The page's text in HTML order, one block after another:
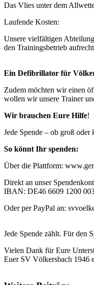
Das Vlies unter dem
Laufende Kosten:
Unsere vielfältigen
den Trainingsbetrieb
Ein Defibrillator für
Zudem möchten wir einen
wollen wir unsere Trainer
Wir brauchen Eure Hilfe!
Jede Spende – ob groß
So könnt Ihr spenden:
Über die Plattform:
Direkt an unser
IBAN: DE46 6609 1200
Oder per PayPal an:
Jede Spende zählt. Für den
Vielen Dank für Eure
Euer SV Völkersbach 1946